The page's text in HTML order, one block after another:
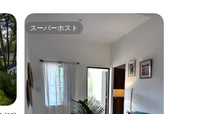
スーパーホスト
スーパーホスト